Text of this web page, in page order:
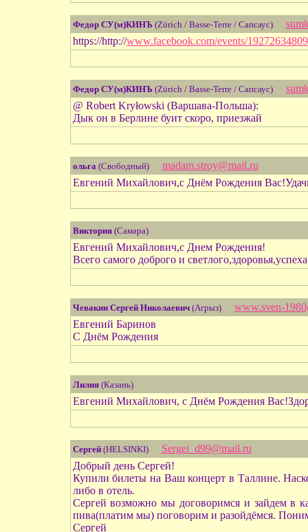
Федор СУ(м)КИНЪ(Zürich / Basse-Terre / Сапсаус)
https://http://www.facebook.com/events/
Федор СУ(м)КИНЪ(Zürich / Basse-Terre / Сапсаус)
@ Robert Kryłowski (Варшава-Польша):
Дык он в Берлине буит скоро, приезжай
ольга(Свободный)
madam.stroy@mail.ru
Евгений Михайлович,с Днём Рождения
Виктория(Самара)
Евгений Михайлович,с Днем Рождения!
Всего самого доброго и
Чевакин Сергей Николаевич(Агрыз)
www.sven-
Евгений Баринов
С Днём Рождения
Лилия(Казань)
Евгений Михайлович, с Днём Рождения
Сергей(HELSINKI)
Sergei_d99@mail.ru
Добрый день Сергей!
Купили билеты на Ваш концерт в Таллине.
либо в отель.
Сергей возможно мы договоримся и зайдем в
пива(платим мы) поговорим и разойдёмся.
Сергей